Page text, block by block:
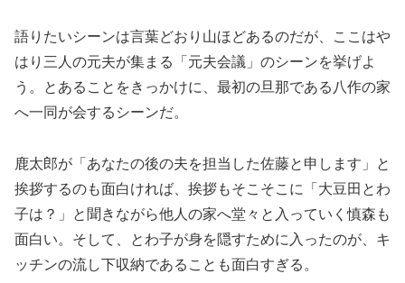
語りたいシーンは言葉どおり山ほどあるのだが、ここはや
はり三人の元夫が集まる「元夫会議」のシーンを挙げよ
う。とあることをきっかけに、最初の旦那である八作の家
へ一同が会するシーンだ。
鹿太郎が「あなたの後の夫を担当した佐藤と申します」と
挨拶するのも面白ければ、挨拶もそこそこに「大豆田とわ
子は？」と聞きながら他人の家へ堂々と入っていく慎森も
面白い。そして、とわ子が身を隠すために入ったのが、キ
ッチンの流し下収納であることも面白すぎる。